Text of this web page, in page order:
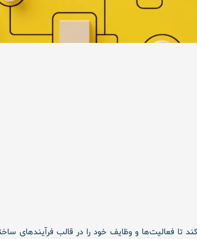
فعالیت‌ها و وظایف خود را در قالب فرآیندهای